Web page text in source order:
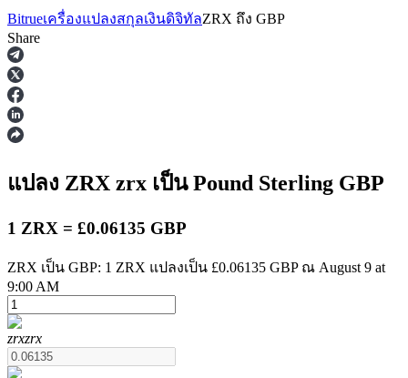
ฟิวเจอร์ส
ฟิวเจอร์สที่ใช้ USDT เป็นหลักประกัน
Bitrueเครื่องแปลงสกุลเงินดิจิทัลZRX ถึง GBP
Share
แปลง ZRX zrx เป็น Pound Sterling GBP
1 ZRX = £0.06135 GBP
ZRX เป็น GBP: 1 ZRX แปลงเป็น £0.06135 GBP ณ August 9 at
9:00 AM
zrxzrx